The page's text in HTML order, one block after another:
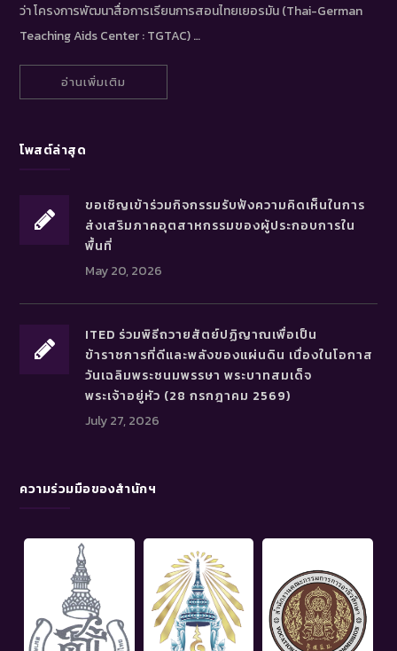
ว่า โครงการพัฒนาสื่อการเรียนการสอนไทยเยอรมัน (Thai-German
Teaching Aids Center : TGTAC) …
อ่านเพิ่มเติม
โพสต์ล่าสุด
ขอเชิญเข้าร่วมกิจกรรมรับฟังความคิดเห็นในการ
ส่งเสริมภาคอุตสาหกรรมของผู้ประกอบการใน
พื้นที่
May 20, 2026
ITED ร่วมพิธีถวายสัตย์ปฏิญาณเพื่อเป็น
ข้าราชการที่ดีและพลังของแผ่นดิน เนื่องในโอกาส
วันเฉลิมพระชนมพรรษา พระบาทสมเด็จ
พระเจ้าอยู่หัว (28 กรกฎาคม 2569)
July 27, 2026
ความร่วมมือของสำนักฯ